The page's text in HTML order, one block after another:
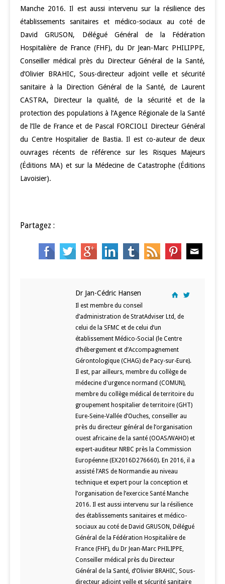
Manche 2016. Il est aussi intervenu sur la résilience des
établissements sanitaires et médico-sociaux au coté de
David GRUSON, Délégué Général de la Fédération
Hospitalière de France (FHF), du Dr Jean-Marc PHILIPPE,
Conseiller médical près du Directeur Général de la Santé,
d’Olivier BRAHIC, Sous-directeur adjoint veille et sécurité
sanitaire à la Direction Général de la Santé, de Laurent
CASTRA, Directeur la qualité, de la sécurité et de la
protection des populations à l’Agence Régionale de la Santé
de l’Ile de France et de Pascal FORCIOLI Directeur Général
du Centre Hospitalier de Bastia. Il est co-auteur de deux
ouvrages récents de référence sur les Risques Majeurs
(Éditions MA) et sur la Médecine de Catastrophe (Éditions
Lavoisier).
Partagez :
Dr Jan-Cédric Hansen
Il est membre du conseil
d’administration de StratAdviser Ltd, de
celui de la SFMC et de celui d’un
établissement Médico-Social (le Centre
d’hébergement et d’Accompagnement
Gérontologique (CHAG) de Pacy-sur-Eure).
Il est, par ailleurs, membre du collège de
médecine d'urgence normand (COMUN),
membre du collège médical de territoire du
groupement hospitalier de territoire (GHT)
Eure-Seine-Vallée d’Ouches, conseiller au
près du directeur général de l’organisation
ouest africaine de la santé (OOAS/WAHO) et
expert-auditeur NRBC près la Commission
Européenne (EX2016D276660). En 2016, il a
assisté l’ARS de Normandie au niveau
technique et expert pour la conception et
l’organisation de l’exercice Santé Manche
2016. Il est aussi intervenu sur la résilience
des établissements sanitaires et médico-
sociaux au coté de David GRUSON, Délégué
Général de la Fédération Hospitalière de
France (FHF), du Dr Jean-Marc PHILIPPE,
Conseiller médical près du Directeur
Général de la Santé, d’Olivier BRAHIC, Sous-
directeur adjoint veille et sécurité sanitaire